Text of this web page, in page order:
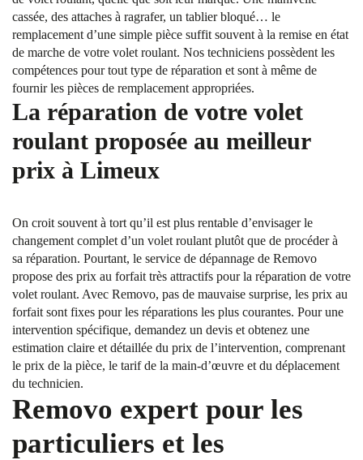
cassée, des attaches à ragrafer, un tablier bloqué… le
remplacement d’une simple pièce suffit souvent à la remise en état
de marche de votre volet roulant. Nos techniciens possèdent les
compétences pour tout type de réparation et sont à même de
fournir les pièces de remplacement appropriées.
La réparation de votre volet
roulant proposée au meilleur
prix à Limeux
On croit souvent à tort qu’il est plus rentable d’envisager le
changement complet d’un volet roulant plutôt que de procéder à
sa réparation. Pourtant, le service de dépannage de Removo
propose des prix au forfait très attractifs pour la réparation de votre
volet roulant. Avec Removo, pas de mauvaise surprise, les prix au
forfait sont fixes pour les réparations les plus courantes. Pour une
intervention spécifique, demandez un devis et obtenez une
estimation claire et détaillée du prix de l’intervention, comprenant
le prix de la pièce, le tarif de la main-d’œuvre et du déplacement
du technicien.
Removo expert pour les
particuliers et les